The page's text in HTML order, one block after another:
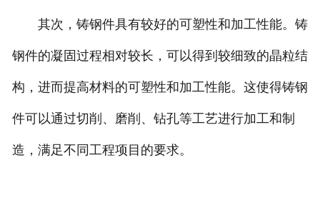
其次，铸钢件具有较好的可塑性和加工性能。铸
钢件的凝固过程相对较长，可以得到较细致的晶粒结
构，进而提高材料的可塑性和加工性能。这使得铸钢
件可以通过切削、磨削、钻孔等工艺进行加工和制
造，满足不同工程项目的要求。